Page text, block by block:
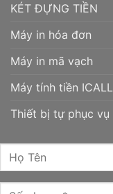
KÉT ĐỰNG TIỀN
Máy in hóa đơn
Máy in mã vạch
Máy tính tiền ICALL
Thiết bị tự phục vụ